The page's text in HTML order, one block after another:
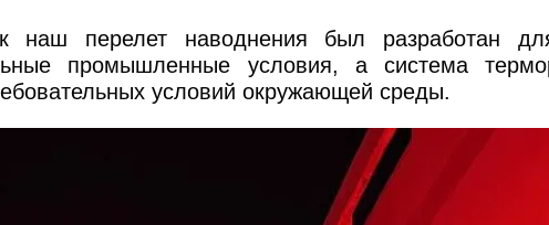
наш перелет наводнения был разработан
промышленные условия, а система
условий окружающей среды.